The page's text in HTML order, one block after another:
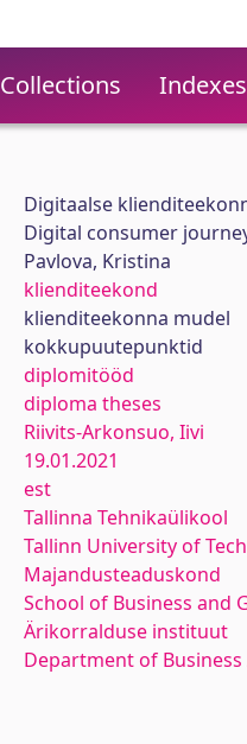
Collections Indexes
Digitaalse
Digital consumer
Pavlova, Kristina
klienditeekond
klienditeekonna mudel
kokkupuutepunktid
diplomitööd
diploma theses
Riivits-Arkonsuo, Iivi
19.01.2021
est
Tallinna Tehnikaülikool
Tallinn University of
Majandusteaduskond
School of Business and
Ärikorralduse instituut
Department of